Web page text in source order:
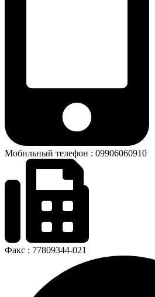
Мобильный телефон : 09906060910
Факс : 77809344-021